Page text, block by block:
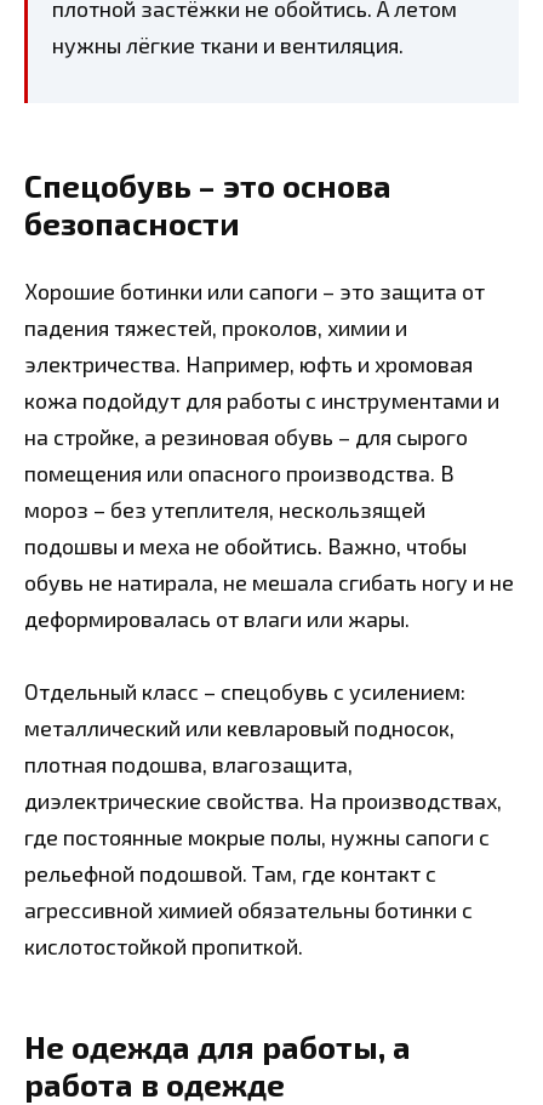
плотной застёжки не обойтись. А летом
нужны лёгкие ткани и вентиляция.
Спецобувь – это основа
безопасности
Хорошие ботинки или сапоги – это защита от
падения тяжестей, проколов, химии и
электричества. Например, юфть и хромовая
кожа подойдут для работы с инструментами и
на стройке, а резиновая обувь – для сырого
помещения или опасного производства. В
мороз – без утеплителя, нескользящей
подошвы и меха не обойтись. Важно, чтобы
обувь не натирала, не мешала сгибать ногу и не
деформировалась от влаги или жары.
Отдельный класс – спецобувь с усилением:
металлический или кевларовый подносок,
плотная подошва, влагозащита,
диэлектрические свойства. На производствах,
где постоянные мокрые полы, нужны сапоги с
рельефной подошвой. Там, где контакт с
агрессивной химией обязательны ботинки с
кислотостойкой пропиткой.
Не одежда для работы, а
работа в одежде